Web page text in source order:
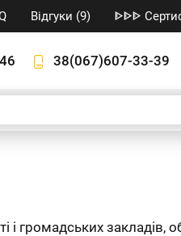
Відгуки (9) ᐈᐈᐈ
38(067)607-33-39
громадських